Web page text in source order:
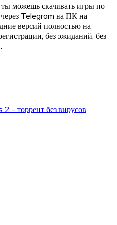
можешь скачивать игры по
через Telegram на ПК на
версий полностью на
без ожиданий, без